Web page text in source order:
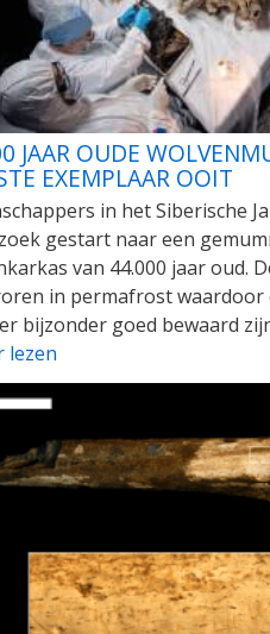
JAAR OUDE
EXEMPLAAR OOIT
in het Siberische
gestart naar een
van 44.000 jaar oud.
in permafrost waardoor
bijzonder goed bewaard
lezen